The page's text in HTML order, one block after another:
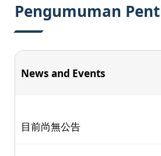
Pengumuman
News and Events
目前尚無公告